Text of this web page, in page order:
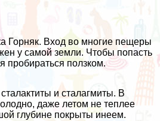
Горняк. Вход во многие пещеры
у самой земли. Чтобы попасть
пробираться ползком.
и сталагмиты. В
даже летом не теплее
глубине покрыты инеем.